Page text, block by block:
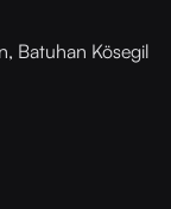
Batuhan Kösegil